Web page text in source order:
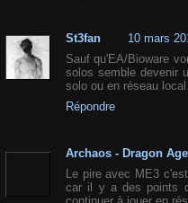
St3fan
10 mars
Sauf qu'EA/Bioware
solos semble devenir
solo ou en réseau local.
Répondre
Archaos - Dragon Age
Le pire avec ME3
car il y a des points